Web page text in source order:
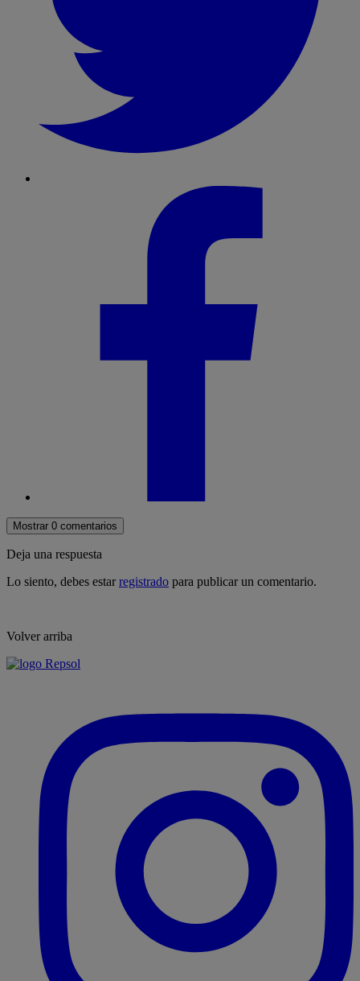
Mostrar 0 comentarios
Deja una respuesta
Lo siento, debes estarregistrado para publicar un comentario.
Volver arriba